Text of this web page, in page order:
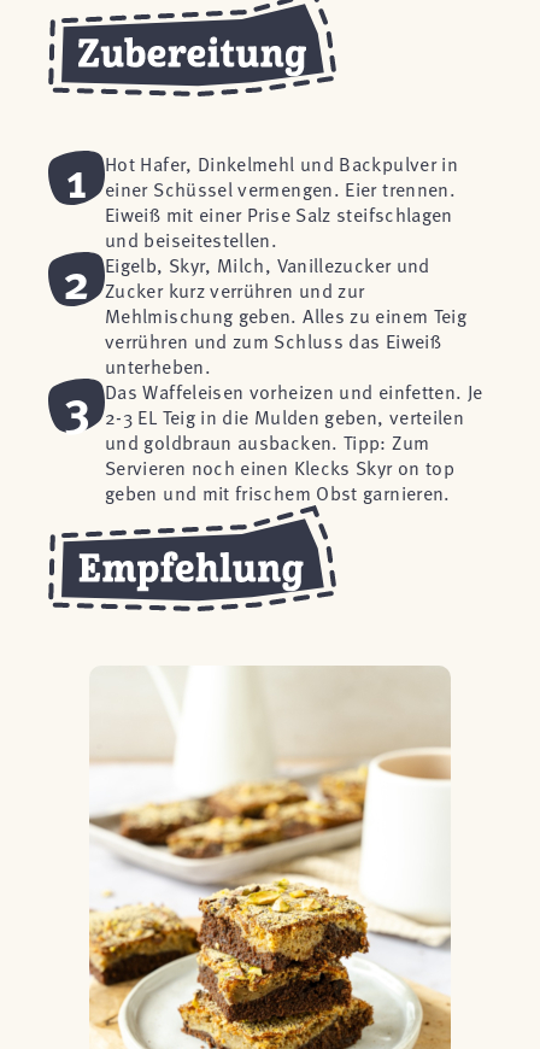
1
Hot Hafer, Dinkelmehl und Backpulver in
einer Schüssel vermengen. Eier trennen.
Eiweiß mit einer Prise Salz steifschlagen
und beiseitestellen.
2
Eigelb, Skyr, Milch, Vanillezucker und
Zucker kurz verrühren und zur
Mehlmischung geben. Alles zu einem Teig
verrühren und zum Schluss das Eiweiß
unterheben.
3
Das Waffeleisen vorheizen und einfetten. Je
2-3 EL Teig in die Mulden geben, verteilen
und goldbraun ausbacken. Tipp: Zum
Servieren noch einen Klecks Skyr on top
geben und mit frischem Obst garnieren.